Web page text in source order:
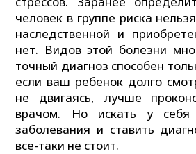
человек в группе риска
наследственной и
нет. Видов этой болезни
точный диагноз способен
если ваш ребенок долго
не двигаясь, лучше
врачом. Но искать у себя
заболевания и ставить
все-таки не стоит.